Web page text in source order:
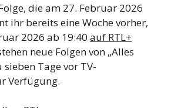
die am 27. Februar 2026
ihr bereits eine Woche vorher,
2026 ab 19:40 auf RTL+
neue Folgen von „Alles
sieben Tage vor TV-
Verfügung.